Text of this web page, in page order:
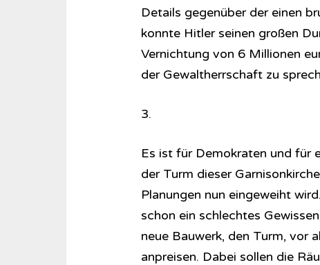
Details gegenüber der einen
konnte Hitler seinen großen
Vernichtung von 6 Millionen
der Gewaltherrschaft zu
3.
Es ist für Demokraten und für
der Turm dieser
Planungen nun eingeweiht
schon ein schlechtes
neue Bauwerk, den Turm, vor
anpreisen. Dabei sollen die